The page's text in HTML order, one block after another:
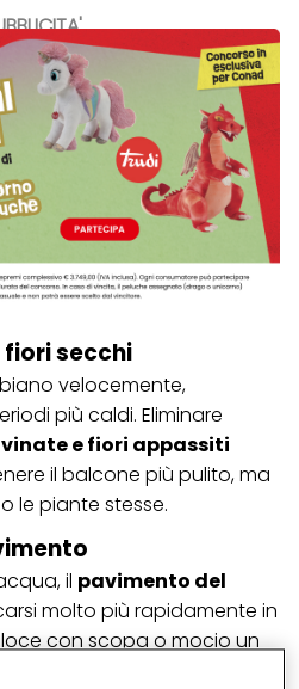
fiori secchi
velocemente,
più caldi. Eliminare
e fiori appassiti
il balcone più pulito, ma
le piante stesse.
il pavimento del
molto più rapidamente in
con scopa o mocio un